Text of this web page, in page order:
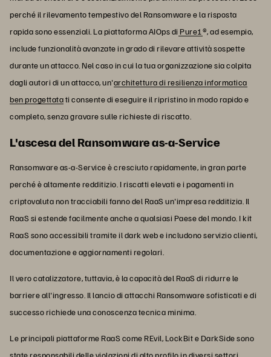
perché il rilevamento tempestivo del Ransomware e la risposta
rapida sono essenziali. La piattaforma AIOps di Pure1®, ad esempio,
include funzionalità avanzate in grado di rilevare attività sospette
durante un attacco. Nel caso in cui la tua organizzazione sia colpita
dagli autori di un attacco, un'architettura di resilienza informatica
ben progettatati consente di eseguire il ripristino in modo rapido e
completo, senza gravare sulle richieste di riscatto.
L'ascesa del Ransomware as-a-Service
Ransomware as-a-Service è cresciuto rapidamente, in gran parte
perché è altamente redditizio. I riscatti elevati e i pagamenti in
criptovaluta non tracciabili fanno del RaaS un'impresa redditizia. Il
RaaS si estende facilmente anche a qualsiasi Paese del mondo. I kit
RaaS sono accessibili tramite il dark web e includono servizio clienti,
documentazione e aggiornamenti regolari.
Il vero catalizzatore, tuttavia, è la capacità del RaaS di ridurre le
barriere all'ingresso. Il lancio di attacchi Ransomware sofisticati e di
successo richiede una conoscenza tecnica minima.
Le principali piattaforme RaaS come REvil, LockBit e DarkSide sono